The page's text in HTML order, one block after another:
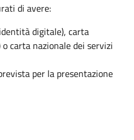
di avere:
digitale), carta
carta nazionale dei servizi
per la presentazione